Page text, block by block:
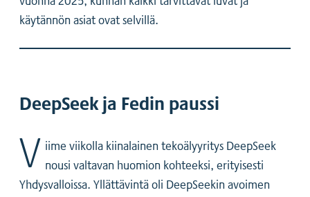
käytännön asiat ovat selvillä.
DeepSeek ja Fedin paussi
V iime viikolla kiinalainen tekoälyyritys DeepSeek
nousi valtavan huomion kohteeksi, erityisesti
Yhdysvalloissa. Yllättävintä oli DeepSeekin avoimen